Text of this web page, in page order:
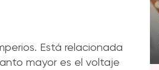
Está relacionada
mayor es el voltaje